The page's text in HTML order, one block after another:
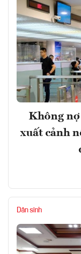
Không nợ
xuất cảnh
Dân sinh